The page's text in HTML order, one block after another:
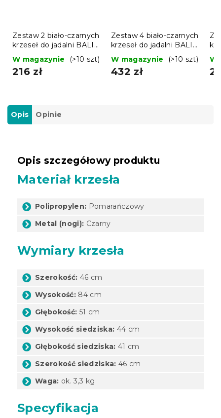
Zestaw 2 biało-czarnych
krzeseł do jadalni BALI
W magazynie (>10 szt)
216 zł
Zestaw 4 biało-czarnych
krzeseł do jadalni BALI
W magazynie (>10 szt)
432 zł
W
Opis Opinie
Opis szczegółowy produktu
Materiał krzesła
Polipropylen: Pomarańczowy
Metal (nogi): Czarny
Wymiary krzesła
Szerokość: 46 cm
Wysokość: 84 cm
Głębokość: 51 cm
Wysokość siedziska: 44 cm
Głębokość siedziska: 41 cm
Szerokość siedziska: 46 cm
Waga: ok. 3,3 kg
Specyfikacja